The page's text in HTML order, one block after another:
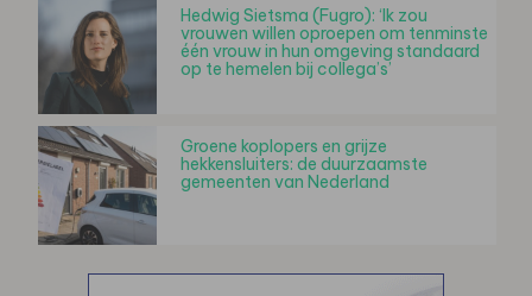
Hedwig Sietsma (Fugro): ‘Ik zou
vrouwen willen oproepen om tenminste
één vrouw in hun omgeving standaard
op te hemelen bij collega’s’
Groene koplopers en grijze
hekkensluiters: de duurzaamste
gemeenten van Nederland